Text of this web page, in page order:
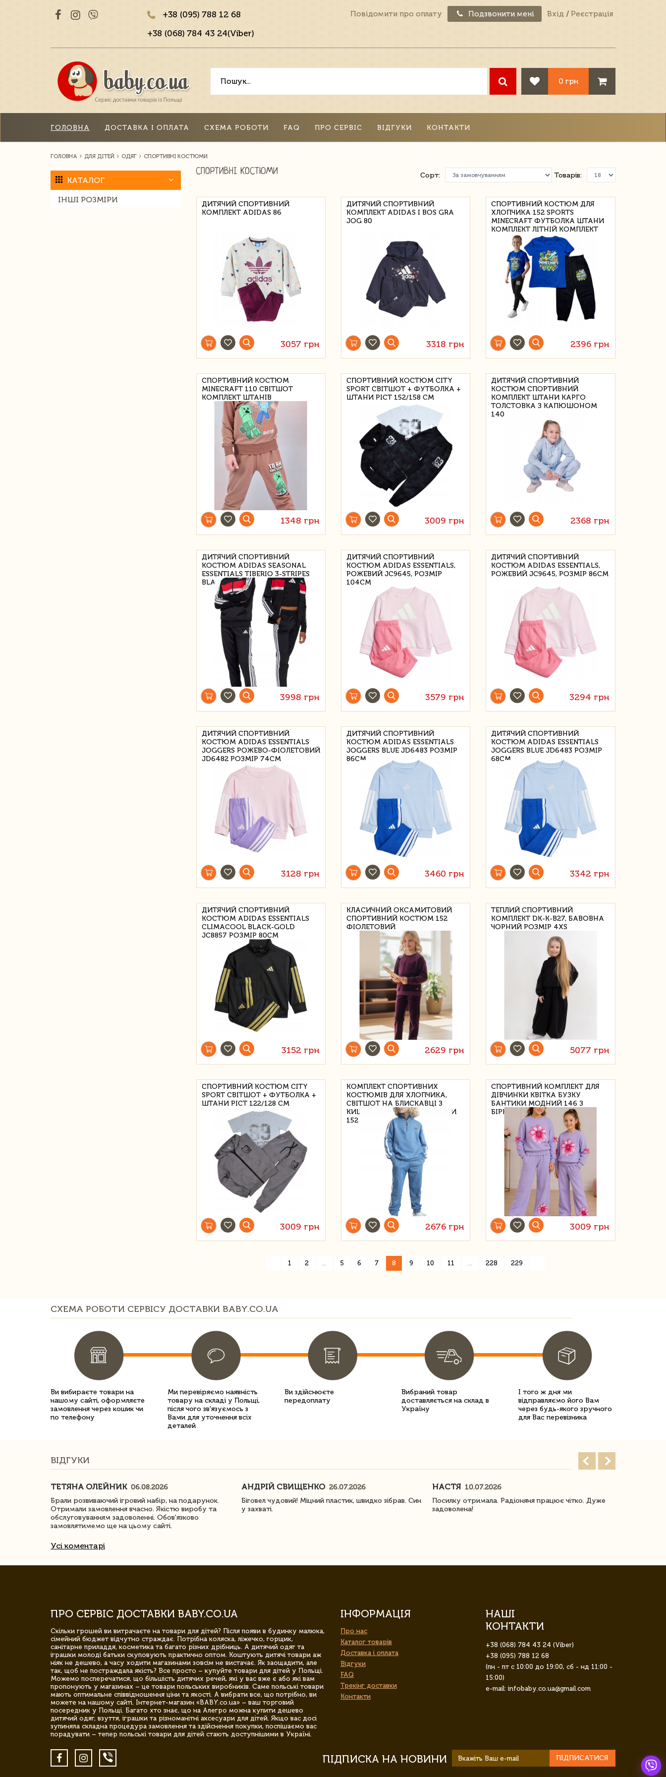
+38 (095) 788 12 68
+38 (068) 784 43 24(Viber)
Повідомити про оплату Подзвонити мені Вхід / Реєстрація
0 грн
ГОЛОВНА ДОСТАВКА І ОПЛАТА СХЕМА РОБОТИ FAQ ПРО СЕРВІС ВІДГУКИ КОНТАКТИ
ГОЛОВНА ДЛЯ ДІТЕЙ ОДЯГ СПОРТИВНІ КОСТЮМИ
КАТАЛОГ
ІНШІ РОЗМІРИ
СПОРТИВНІ КОСТЮМИ Товарів:
Сорт:
ДИТЯЧИЙ СПОРТИВНИЙ
КОМПЛЕКТ ADIDAS 86
3057 грн
ДИТЯЧИЙ СПОРТИВНИЙ
КОМПЛЕКТ ADIDAS I BOS GRA
JOG 80
3318 грн
СПОРТИВНИЙ КОСТЮМ ДЛЯ
ХЛОПЧИКА 152 SPORTS
MINECRAFT ФУТБОЛКА ШТАНИ
КОМПЛЕКТ ЛІТНІЙ КОМПЛЕКТ
2396 грн
СПОРТИВНИЙ КОСТЮМ
MINECRAFT 110 СВІТШОТ
КОМПЛЕКТ ШТАНІВ
1348 грн
СПОРТИВНИЙ КОСТЮМ CITY
SPORT СВІТШОТ + ФУТБОЛКА +
ШТАНИ РІСТ 152/158 СМ
3009 грн
ДИТЯЧИЙ СПОРТИВНИЙ
КОСТЮМ СПОРТИВНИЙ
КОМПЛЕКТ ШТАНИ КАРГО
ТОЛСТОВКА З КАПЮШОНОМ
140 СИНІЙ
2368 грн
ДИТЯЧИЙ СПОРТИВНИЙ
КОСТЮМ ADIDAS SEASONAL
ESSENTIALS TIBERIO 3-STRIPES
BLACK РОЗМІР 128CM
3998 грн
ДИТЯЧИЙ СПОРТИВНИЙ
КОСТЮМ ADIDAS ESSENTIALS,
РОЖЕВИЙ JC9645, РОЗМІР
104CM
3579 грн
ДИТЯЧИЙ СПОРТИВНИЙ
КОСТЮМ ADIDAS ESSENTIALS,
РОЖЕВИЙ JC9645, РОЗМІР 86CM
3294 грн
ДИТЯЧИЙ СПОРТИВНИЙ
КОСТЮМ ADIDAS ESSENTIALS
JOGGERS РОЖЕВО-ФІОЛЕТОВИЙ
JD6482 РОЗМІР 74CM
3128 грн
ДИТЯЧИЙ СПОРТИВНИЙ
КОСТЮМ ADIDAS ESSENTIALS
JOGGERS BLUE JD6483 РОЗМІР
86CM
3460 грн
ДИТЯЧИЙ СПОРТИВНИЙ
КОСТЮМ ADIDAS ESSENTIALS
JOGGERS BLUE JD6483 РОЗМІР
68CM
3342 грн
ДИТЯЧИЙ СПОРТИВНИЙ
КОСТЮМ ADIDAS ESSENTIALS
CLIMACOOL BLACK-GOLD
JC8857 РОЗМІР 80CM
3152 грн
КЛАСИЧНИЙ ОКСАМИТОВИЙ
СПОРТИВНИЙ КОСТЮМ 152
ФІОЛЕТОВИЙ
2629 грн
ТЕПЛИЙ СПОРТИВНИЙ
КОМПЛЕКТ DK-K-B27, БАВОВНА
ЧОРНИЙ РОЗМІР 4XS
5077 грн
СПОРТИВНИЙ КОСТЮМ CITY
SPORT СВІТШОТ + ФУТБОЛКА +
ШТАНИ РІСТ 122/128 СМ
3009 грн
КОМПЛЕКТ СПОРТИВНИХ
КОСТЮМІВ ДЛЯ ХЛОПЧИКА,
СВІТШОТ НА БЛИСКАВЦІ З
КИШЕНЕЮ, ШТАНИ, НАШИВКИ
152
2676 грн
СПОРТИВНИЙ КОМПЛЕКТ ДЛЯ
ДІВЧИНКИ КВІТКА БУЗКУ
БАНТИКИ МОДНИЙ 146 З
БІРКОЮ 158
3009 грн
1 2 ... 5 6 7 8 9 10 11 ... 228 229
СХЕМА РОБОТИ СЕРВІСУ ДОСТАВКИ BABY.CO.UA
Ви вибираєте товари на
нашому сайті, оформляєте
замовлення через кошик чи
по телефону
Ми перевіряємо наявність
товару на складі у Польщі,
після чого зв'язуємось з
Вами для уточнення всіх
деталей
Ви здійснюєте
передоплату
Вибраний товар
доставляється на склад в
Україну
І того ж дня ми
відправляємо його Вам
через будь-якого зручного
для Вас перевізника
ВІДГУКИ
ТЕТЯНА ОЛЕЙНИК 06.08.2026
Брали розвиваючий ігровий набір, на подарунок.
Отримали замовлення вчасно. Якістю виробу та
обслуговуванням задоволенні. Обов'язково
замовлятимемо ще на цьому сайті.
АНДРІЙ СВИЩЕНКО 26.07.2026
Біговел чудовий! Міцний пластик, швидко зібрав. Син
у захваті.
НАСТЯ 10.07.2026
Посилку отримала. Радіоняня працює чітко. Дуже
задоволена!
Усі коментарі
ПРО СЕРВІС ДОСТАВКИ BABY.CO.UA
Скільки грошей ви витрачаєте на товари для дітей? Після появи в будинку малюка,
сімейний бюджет відчутно страждає. Потрібна коляска, ліжечко, горщик,
санітарне приладдя, косметика та багато різних дрібниць. А дитячий одяг та
іграшки молоді батьки скуповують практично оптом. Коштують дитячі товари аж
ніяк не дешево, а часу ходити магазинами зовсім не вистачає. Як заощадити, але
так, щоб не постраждала якість? Все просто – купуйте товари для дітей у Польщі.
Можемо посперечатися, що більшість дитячих речей, які у вас вже є або які вам
пропонують у магазинах – це товари польських виробників. Саме польські товари
мають оптимальне співвідношення ціни та якості. А вибрати все, що потрібно, ви
можете на нашому сайті. Інтернет-магазин «BABY.co.ua» – ваш торговий
посередник у Польщі. Багато хто знає, що на Алегро можна купити дешево
дитячий одяг, взуття, іграшки та різноманітні аксесуари для дітей. Якщо вас досі
зупиняла складна процедура замовлення та здійснення покупки, поспішаємо вас
порадувати – тепер польські товари для дітей стають доступнішими в Україні.
ІНФОРМАЦІЯ
Про нас
Каталог товарів
Доставка і оплата
Відгуки
FAQ
Трекінг доставки
Контакти
НАШІ
КОНТАКТИ
+38 (068) 784 43 24 (Viber)
+38 (095) 788 12 68
(пн - пт с 10:00 до 19:00, сб - нд 11:00 -
15:00)
e-mail: infobaby.co.ua@gmail.com
ПІДПИСКА НА НОВИНИ ПІДПИСАТИСЯ